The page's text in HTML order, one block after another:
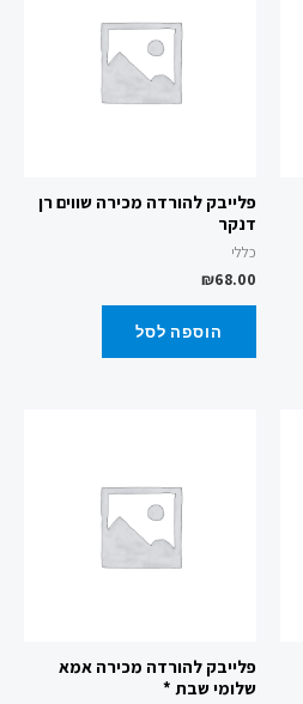
פלייבק להורדה מכירה שווים רן
דנקר
כללי
₪68.00
הוספה לסל
פלייבק להורדה מכירה אמא
שלומי שבת *